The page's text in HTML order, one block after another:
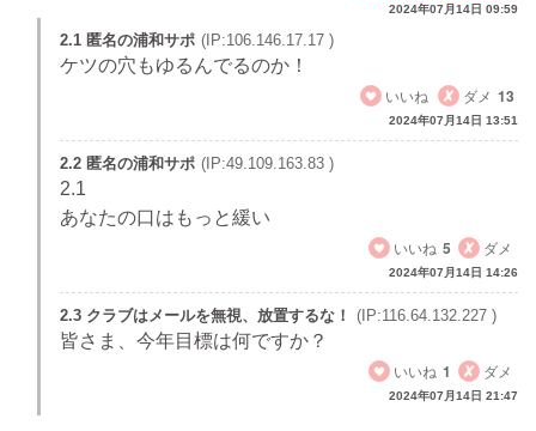
2024年07月14日 09:59
2.1 匿名の浦和サポ (IP:106.146.17.17 )
ケツの穴もゆるんでるのか！
いいね
ダメ 13
2024年07月14日 13:51
2.2 匿名の浦和サポ (IP:49.109.163.83 )
2.1
あなたの口はもっと緩い
いいね 5 ダメ
2024年07月14日 14:26
2.3 クラブはメールを無視、放置するな！ (IP:116.64.132.227 )
皆さま、今年目標は何ですか？
いいね 1 ダメ
2024年07月14日 21:47